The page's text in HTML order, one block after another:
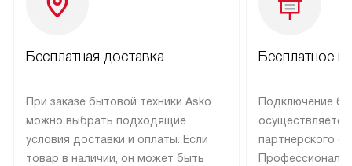
Бесплатная доставка
При заказе бытовой техники Asko
можно выбрать подходящие
условия доставки и оплаты. Если
товар в наличии, он может быть
Бесплатное
Подключение
партнерского